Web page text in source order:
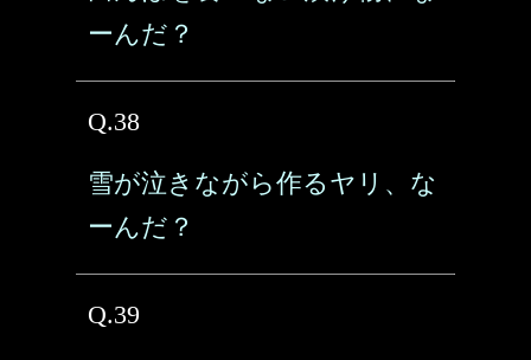
ーんだ？
Q.38
雪が泣きながら作るヤリ、な
ーんだ？
Q.39